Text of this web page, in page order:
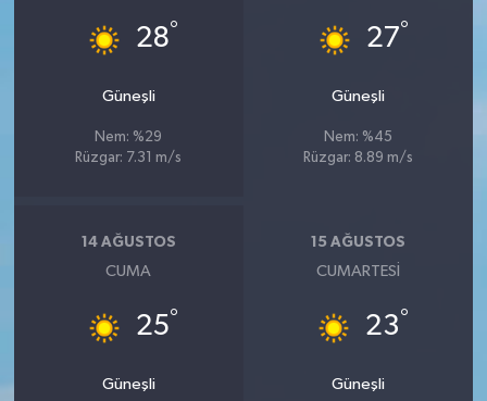
28°
Güneşli
Nem: %29
Rüzgar: 7.31 m/s
27°
Güneşli
Nem: %45
Rüzgar: 8.89 m/s
14 AĞUSTOS
CUMA
25°
Güneşli
15 AĞUSTOS
CUMARTESI
23°
Güneşli
KÜTAHYA
MANİSA
MUĞLA
YURT